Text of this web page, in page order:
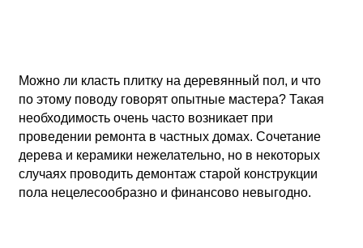
Можно ли класть плитку на деревянный пол, и что
по этому поводу говорят опытные мастера? Такая
необходимость очень часто возникает при
проведении ремонта в частных домах. Сочетание
дерева и керамики нежелательно, но в некоторых
случаях проводить демонтаж старой конструкции
пола нецелесообразно и финансово невыгодно.